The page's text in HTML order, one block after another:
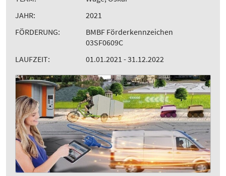
JAHR:
2021
FÖRDERUNG:
BMBF Förderkennzeichen
03SF0609C
LAUFZEIT:
01.01.2021 - 31.12.2022